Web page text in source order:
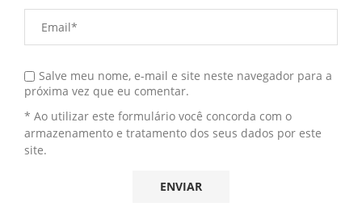
Salve meu nome, e-mail e site neste navegador para a
próxima vez que eu comentar.
* Ao utilizar este formulário você concorda com o
armazenamento e tratamento dos seus dados por este
site.